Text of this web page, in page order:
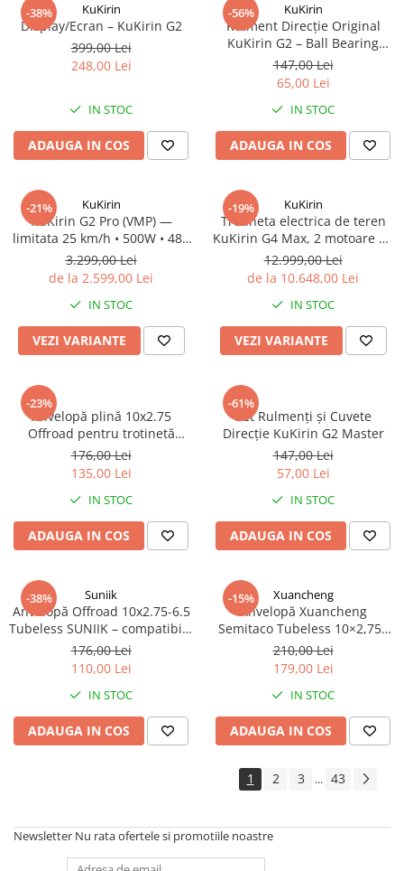
-38% KuKirin
Display/Ecran – KuKirin G2
399,00 Lei
248,00 Lei
IN STOC
ADAUGA IN COS
-56% KuKirin
Rulment Direcție Original
KuKirin G2 – Ball Bearing
pentru Trotinetă Electrică
147,00 Lei
65,00 Lei
IN STOC
ADAUGA IN COS
-21% KuKirin
KuKirin G2 Pro (VMP) —
limitata 25 km/h • 500W • 48V
15.6Ah • Omologata DGT
3.299,00 Lei
de la 2.599,00 Lei
IN STOC
VEZI VARIANTE
-19% KuKirin
Trotineta electrica de teren
KuKirin G4 Max, 2 motoare de
1600W, autonomie max 95
km, viteza maxima 86 km/h
12.999,00 Lei
de la 10.648,00 Lei
IN STOC
VEZI VARIANTE
-23%
Anvelopă plină 10x2.75
Offroad pentru trotinetă
electrică
176,00 Lei
135,00 Lei
IN STOC
ADAUGA IN COS
-61%
Set Rulmenți și Cuvete
Direcție KuKirin G2 Master
147,00 Lei
57,00 Lei
IN STOC
ADAUGA IN COS
-38% Suniik
Anvelopă Offroad 10x2.75-6.5
Tubeless SUNIIK – compatibilă
KuKirin G2, G2 Pro, G2 Ultra,
G3
176,00 Lei
110,00 Lei
IN STOC
ADAUGA IN COS
-15% Xuancheng
Anvelopă Xuancheng
Semitaco Tubeless 10×2,75–
6,5 cu gel antipana pentru
trotinetă electrică
210,00 Lei
179,00 Lei
IN STOC
ADAUGA IN COS
1 2 3 ... 43
Newsletter Nu rata ofertele si promotiile noastre